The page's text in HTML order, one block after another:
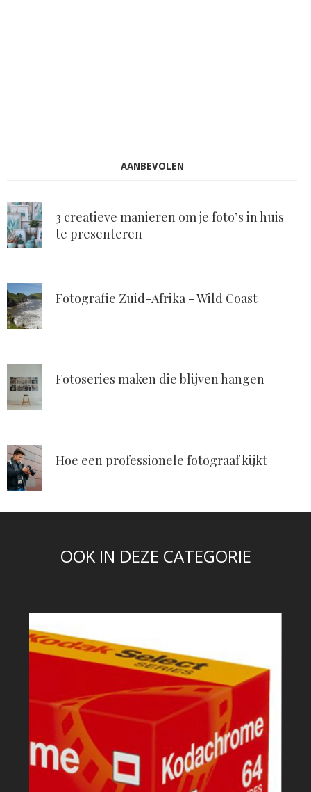
AANBEVOLEN
3 creatieve manieren om je foto’s in huis
te presenteren
Fotografie Zuid-Afrika - Wild Coast
Fotoseries maken die blijven hangen
Hoe een professionele fotograaf kijkt
OOK IN DEZE CATEGORIE